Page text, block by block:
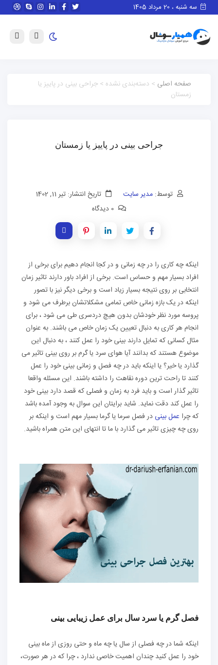
سه شنبه ، 20 مرداد 1405
صفحه اصلی > دسته‌بندی نشده > جراحی بینی در پاییز یا
زمستان
جراحی بینی در پاییز یا زمستان
توسط:مدیر سایت
تاریخ انتشار: تیر 11, 1402
اینکه چه کاری را در چه زمانی و در کجا انجام دهیم برای برخی از
افراد بسیار مهم و حساس است. برخی از افراد باور دارند تاثیر زمان
انتخابی بر روی نتیجه بسیار زیاد است و برخی دیگر نیز با تصور
اینکه در یک بازه زمانی خاص تمامی مشکلاتشان برطرف می شود و
پروسه مورد نظر خودشان بدون هیچ دردسری طی می شود ، برای
انجام هر کاری به دنبال تعیین یک زمان خاص می باشند. به عنوان
مثال کسانی که تمایل دارند بینی خود را عمل کنند ، به دنبال این
موضوع هستند که بدانند آیا هوای سرد یا گرم بر روی بینی تاثیر می
گذارد یا خیر؟ یا اینکه باید در چه فصل و زمانی بینی خود را عمل
کنند تا راحت ترین دوره نقاهت را داشته باشند. این مسئله واقعا
تاثیر گذار است و باید فرد به زمان و فصلی که قصد دارد بینی خود
را عمل کند دقت نماید. شاید برایتان این سوال به وجود آمده باشد
که چرا عمل بینی در فصل سرما یا گرما بسیار مهم است و اینکه بر
روی چه چیزی تاثیر می گذارد با ما تا انتهای این متن همراه باشید.
فصل گرم یا سرد سال برای عمل زیبایی بینی
اینکه شما در چه فصلی از سال یا چه ماه و حتی روزی از ماه بینی
خود را عمل کنید چندان اهمیت خاصی ندارد ، چرا که در هر صورت،